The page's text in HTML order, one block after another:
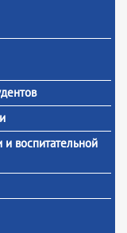
воспитательной